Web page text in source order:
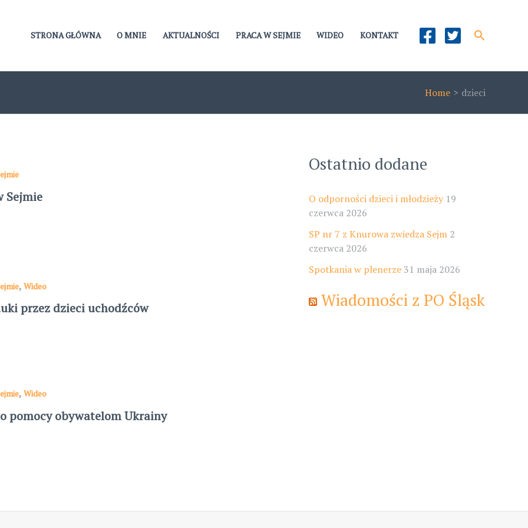
STRONA GŁÓWNA O MNIE AKTUALNOŚCI PRACA W SEJMIE WIDEO KONTAKT Szukaj
Home dzieci
Sejmie
, Wideo
przez dzieci uchodźców
, Wideo
pomocy obywatelom Ukrainy
Ostatnio dodane
O odporności dzieci i młodzieży 19
czerwca 2026
SP nr 7 z Knurowa zwiedza Sejm 2
czerwca 2026
Spotkania w plenerze 31 maja 2026
Wiadomości z PO Śląsk